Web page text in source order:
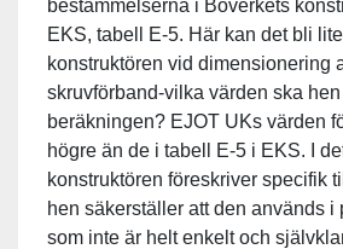
bestämmelserna i Boverkets
EKS, tabell E-5. Här kan det bli
konstruktören vid dimensionering
skruvförband-vilka värden ska
beräkningen? EJOT UKs värden
högre än de i tabell E-5 i EKS. I det
konstruktören föreskriver specifik
hen säkerställer att den används i
som inte är helt enkelt och